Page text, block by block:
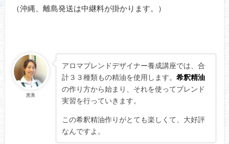
（沖縄、離島発送は中継料が掛かります。）
恵美
アロマブレンドデザイナー養成講座では、合
計３３種類もの精油を使用します。 希釈精油
の作り方から始まり、それを使ってブレンド
実習を行っていきます。
この希釈精油作りがとても楽しくて、大好評
なんですよ。